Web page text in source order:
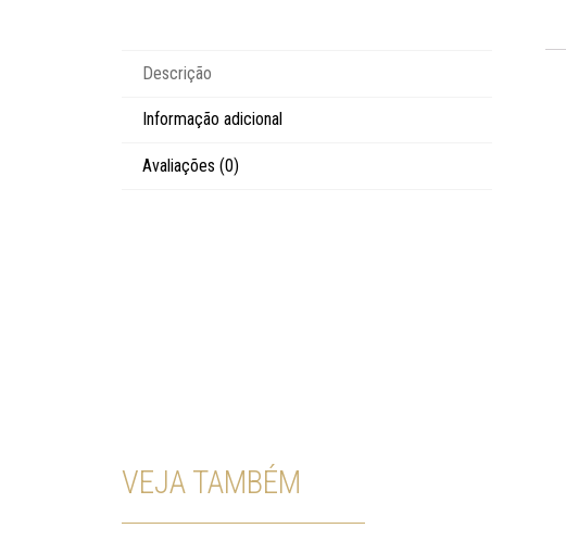
Descrição
Informação adicional
Avaliações (0)
VEJA TAMBÉM